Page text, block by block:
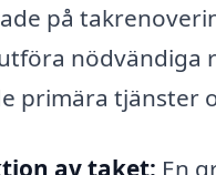
på
nödvändiga
primära tjänster
av taket: En